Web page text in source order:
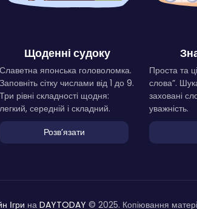
Щоденні судоку
Славетна японська головоломка.
Заповніть сітку числами від 1 до 9.
Три рівні складності щодня:
легкий, середній і складний.
Розвʼязати
Проста та
слова”.
заховані
уважність.
Ігри на DAYTODAY © 2025. Копіювання